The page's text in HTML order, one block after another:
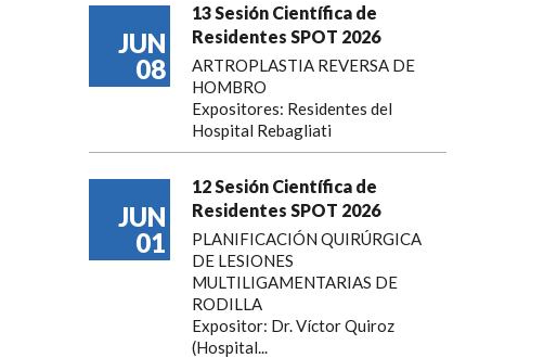
JUN
08
13 Sesión Científica de
Residentes SPOT 2026
ARTROPLASTIA REVERSA DE
HOMBRO
Expositores: Residentes del
Hospital Rebagliati
JUN
01
12 Sesión Científica de
Residentes SPOT 2026
PLANIFICACIÓN QUIRÚRGICA
DE LESIONES
MULTILIGAMENTARIAS DE
RODILLA
Expositor: Dr. Víctor Quiroz
(Hospital...